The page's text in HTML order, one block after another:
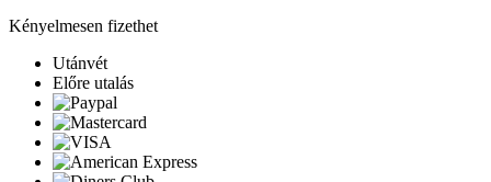
Kényelmesen fizethet
Utánvét
Előre utalás